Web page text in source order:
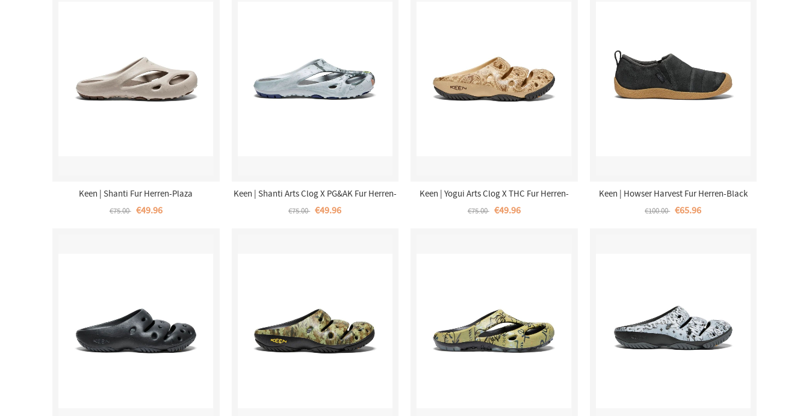
Keen | Shanti Fur Herren-Plaza
Taupe/Canteen
€75.00 €49.96
Keen | Shanti Arts Clog X PG&AK Fur Herren-
Silver Birch/Blue Depths
€75.00 €49.96
Keen | Yogui Arts Clog X THC Fur Herren-
Caffe Latte Paisley
€75.00 €49.96
Keen | Howser Harvest Fur Herren-Black
€100.00 €65.96